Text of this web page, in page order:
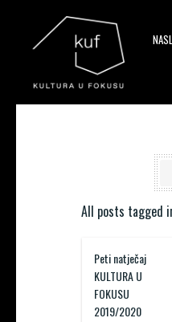
All posts tagged
Peti natječaj
KULTURA U
FOKUSU
2019/2020